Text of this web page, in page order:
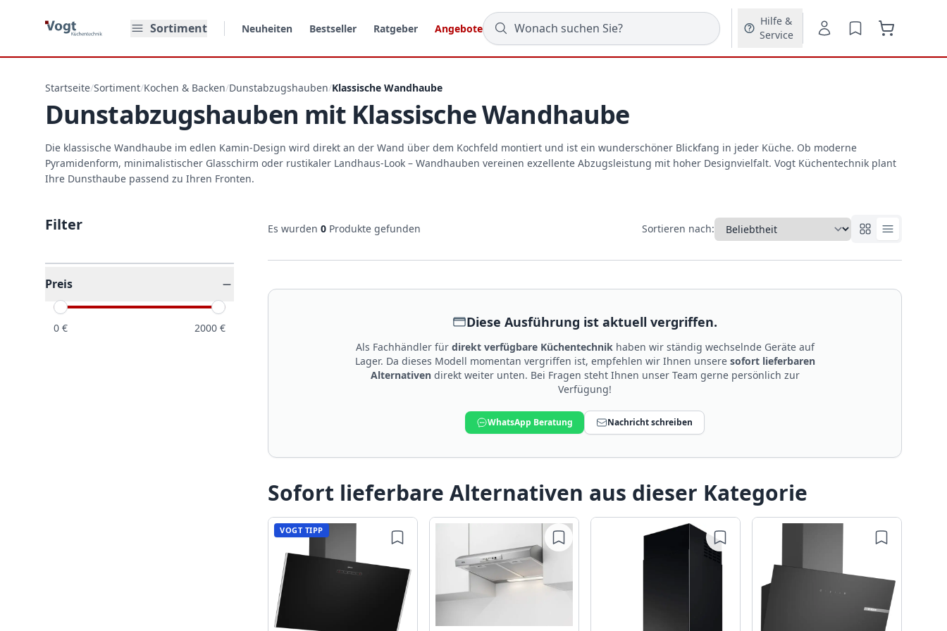
Sortiment
Neuheiten Bestseller Ratgeber Angebote
Hilfe &
Service
Startseite/Sortiment/Kochen & Backen/Dunstabzugshauben/Klassische Wandhaube
Dunstabzugshauben mit Klassische Wandhaube
Die klassische Wandhaube im edlen Kamin-Design wird direkt an der Wand über dem Kochfeld montiert und ist ein wunderschöner Blickfang in jeder Küche. Ob moderne
Pyramidenform, minimalistischer Glasschirm oder rustikaler Landhaus-Look – Wandhauben vereinen exzellente Abzugsleistung mit hoher Designvielfalt. Vogt Küchentechnik plant
Ihre Dunsthaube passend zu Ihren Fronten.
Filter
Preis
0 € 2000 €
Es wurden 0 Produkte gefunden Sortieren nach:
Diese Ausführung ist aktuell vergriffen.
Als Fachhändler für direkt verfügbare Küchentechnikhaben wir ständig wechselnde Geräte auf
Lager. Da dieses Modell momentan vergriffen ist, empfehlen wir Ihnen unsere sofort lieferbaren
Alternativendirekt weiter unten. Bei Fragen steht Ihnen unser Team gerne persönlich zur
Verfügung!
WhatsApp Beratung Nachricht schreiben
Sofort lieferbare Alternativen aus dieser Kategorie
VOGT TIPP